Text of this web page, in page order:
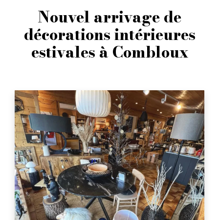
Nouvel arrivage de
décorations intérieures
estivales à Combloux